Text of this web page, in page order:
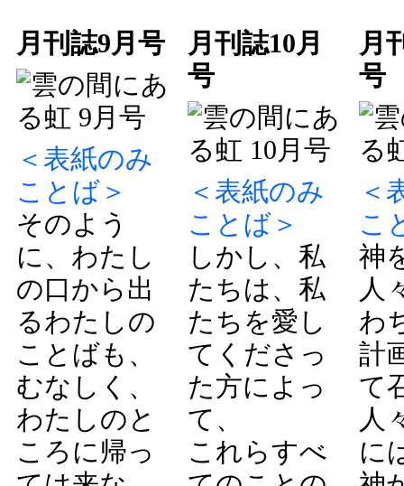
月刊誌9月号
＜表紙のみ
ことば＞
そのよう
に、わたし
の口から出
るわたしの
ことばも、
むなしく、
わたしのと
ころに帰っ
月刊誌10月
号
＜表紙のみ
ことば＞
しかし、私
たちは、私
たちを愛し
てくださっ
た方によっ
て、
これらすべ
月
号
＜
こ
神
人
わ
計
て
人
に